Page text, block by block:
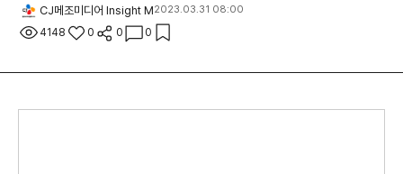
CJ메조미디어 Insight M2023.03.31 08:00
4148 0 0 0